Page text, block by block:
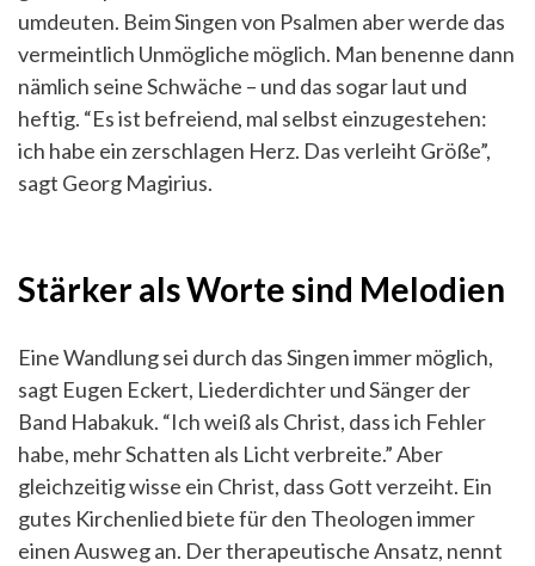
umdeuten. Beim Singen von Psalmen aber werde das
vermeintlich Unmögliche möglich. Man benenne dann
nämlich seine Schwäche – und das sogar laut und
heftig. “Es ist befreiend, mal selbst einzugestehen:
ich habe ein zerschlagen Herz. Das verleiht Größe”,
sagt Georg Magirius.
Stärker als Worte sind Melodien
Eine Wandlung sei durch das Singen immer möglich,
sagt Eugen Eckert, Liederdichter und Sänger der
Band Habakuk. “Ich weiß als Christ, dass ich Fehler
habe, mehr Schatten als Licht verbreite.” Aber
gleichzeitig wisse ein Christ, dass Gott verzeiht. Ein
gutes Kirchenlied biete für den Theologen immer
einen Ausweg an. Der therapeutische Ansatz, nennt